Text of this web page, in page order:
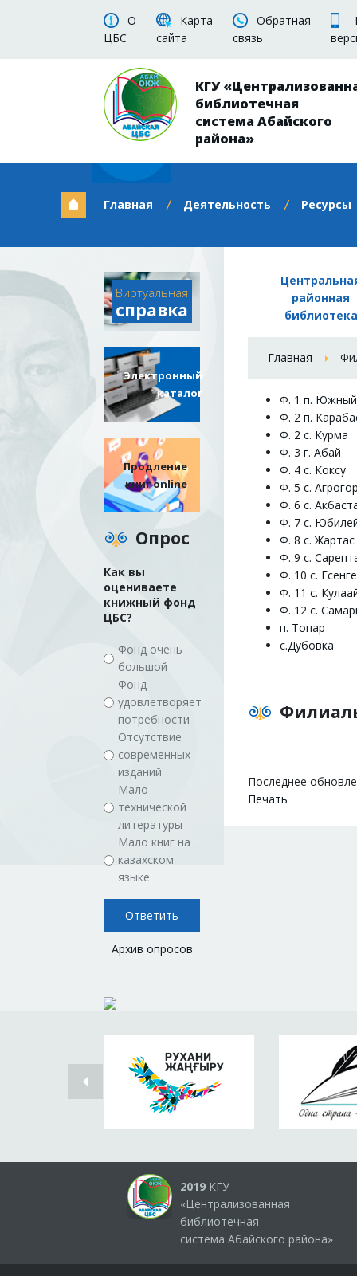
О
ЦБС
Карта
сайта
Обратная
связь
КГУ
библиотечная
система Абайского
района»
Главная Деятельность Ресурсы
Виртуальная
справка
Электронный
каталог
Продление
книг online
Опрос
Как вы
оцениваете
книжный фонд
ЦБС?
Фонд очень
большой
Фонд
удовлетворяет
потребности
Отсутствие
современных
изданий
Мало
технической
литературы
Мало книг на
казахском
языке
Архив опросов
районная
библиотека
Главная
Ф. 1 п. Южный
Ф. 2 п.
Ф. 2 с. Курма
Ф. 3 г. Абай
Ф. 4 с. Коксу
Ф. 5 с.
Ф. 6 с.
Ф. 7 с.
Ф. 8 с. Жартас
Ф. 9 с.
Ф. 10 с.
Ф. 11 с.
Ф. 12 с.
п. Топар
с.Дубовка
Последнее
Печать
2019 КГУ
«Централизованная
библиотечная
система Абайского района»